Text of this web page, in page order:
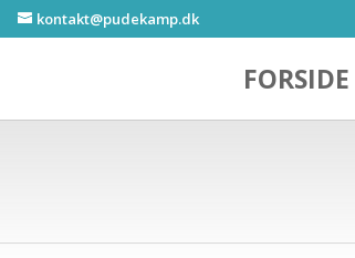
kontakt@pudekamp.dk
FORSIDE